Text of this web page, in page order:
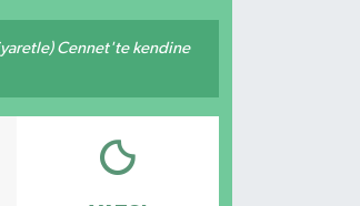
Cennet'te kendine